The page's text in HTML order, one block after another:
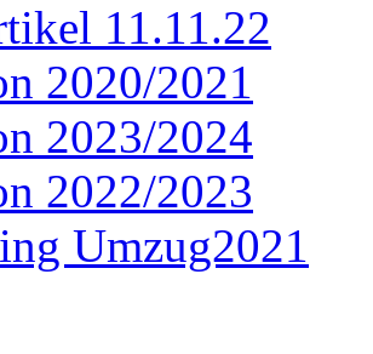
11.11.22
2020/2021
2023/2024
2022/2023
Umzug2021